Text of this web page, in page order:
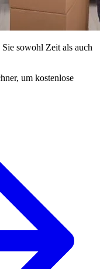
sowohl Zeit als auch
um kostenlose